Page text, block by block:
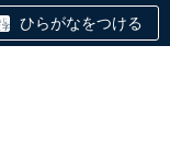
ひらがなをつける